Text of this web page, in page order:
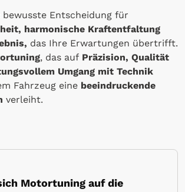
bewusste Entscheidung für
harmonische Kraftentfaltung
das Ihre Erwartungen übertrifft.
, das auf Präzision, Qualität
Umgang mit Technik
Fahrzeug eine beeindruckende
verleiht.
Motortuning auf die